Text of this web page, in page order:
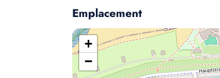
Emplacement
+
−